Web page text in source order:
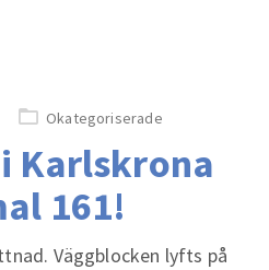
Okategoriserade
Karlskrona
161!
Väggblocken lyfts på